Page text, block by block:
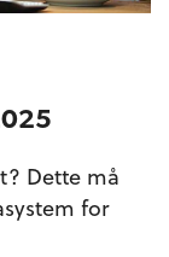
Dette må
for